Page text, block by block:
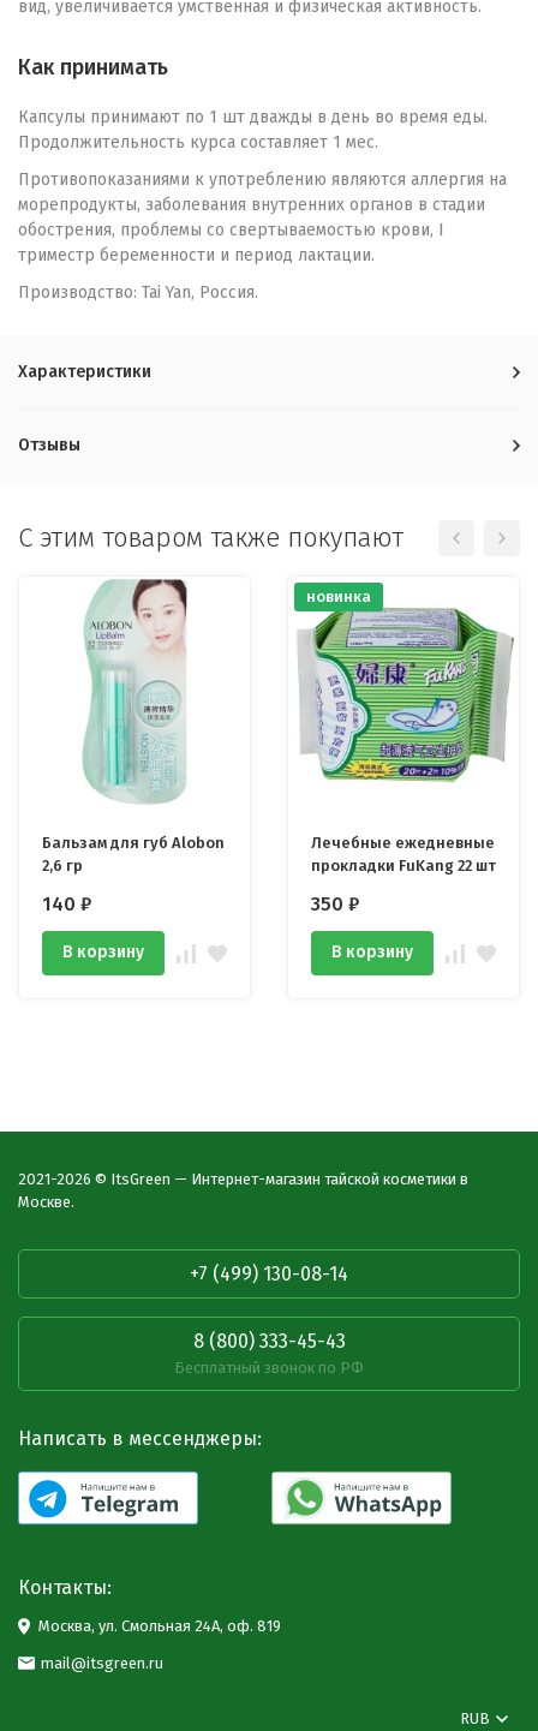
вид, увеличивается умственная и физическая активность.
Как принимать
Капсулы принимают по 1 шт дважды в день во время еды.
Продолжительность курса составляет 1 мес.
Противопоказаниями к употреблению являются аллергия на
морепродукты, заболевания внутренних органов в стадии
обострения, проблемы со свертываемостью крови, I
триместр беременности и период лактации.
Производство: Tai Yan, Россия.
Характеристики
Отзывы
C этим товаром также покупают
Бальзам для губ Alobon
2,6 гр
140 ₽
В корзину
новинка
Лечебные ежедневные
прокладки FuKang 22 шт
350 ₽
В корзину
2021-2026 © ItsGreen — Интернет-магазин тайской косметики в
Москве.
+7 (499) 130-08-14
8 (800) 333-45-43
Бесплатный звонок по РФ
Написать в мессенджеры:
Контакты:
Москва, ул. Смольная 24А, оф. 819
mail@itsgreen.ru
RUB